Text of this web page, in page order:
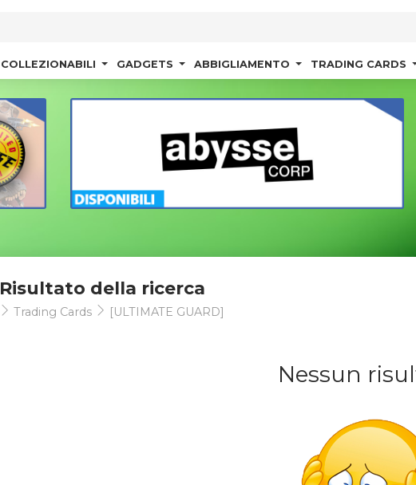
COLLEZIONABILI GADGETS ABBIGLIAMENTO TRADING CARDS
Risultato della ricerca
Trading Cards [ULTIMATE GUARD]
Nessun